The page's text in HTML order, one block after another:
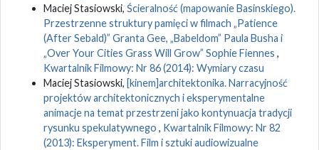
Maciej Stasiowski, Ścieralność (mapowanie Basinskiego).
Przestrzenne struktury pamięci w filmach „Patience
(After Sebald)” Granta Gee, „Babeldom” Paula Busha i
„Over Your Cities Grass Will Grow” Sophie Fiennes ,
Kwartalnik Filmowy: Nr 86 (2014): Wymiary czasu
Maciej Stasiowski, [kinem]architektonika. Narracyjność
projektów architektonicznych i eksperymentalne
animacje na temat przestrzeni jako kontynuacja tradycji
rysunku spekulatywnego , Kwartalnik Filmowy: Nr 82
(2013): Eksperyment. Film i sztuki audiowizualne